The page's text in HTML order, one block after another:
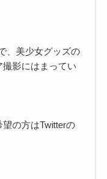
、美少女グッズの
影にはまってい
の方はTwitterの